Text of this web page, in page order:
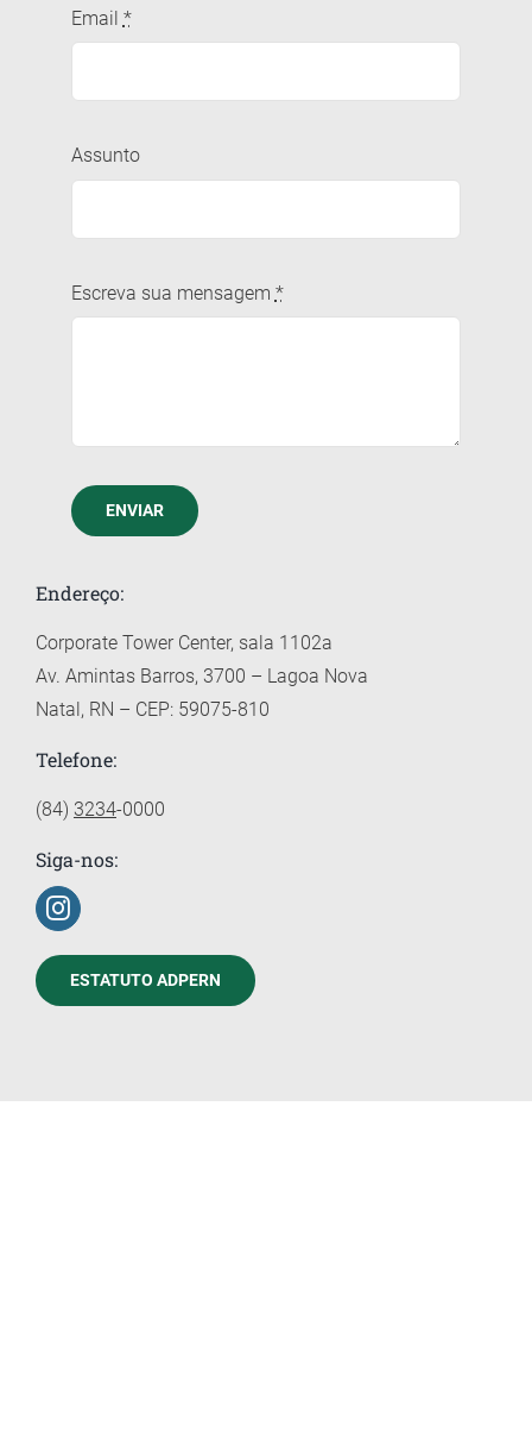
Email *
Assunto
Escreva sua mensagem *
ENVIAR
Endereço:
Corporate Tower Center, sala 1102a
Av. Amintas Barros, 3700 – Lagoa Nova
Natal, RN – CEP: 59075-810
Telefone:
(84) 3234-0000
Siga-nos:
ESTATUTO ADPERN